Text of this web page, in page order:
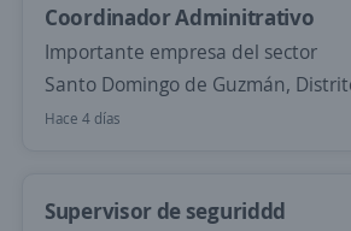
Coordinador Adminitrativo
Importante empresa del sector
Santo Domingo de Guzmán,
Hace 4 días
Supervisor de seguriddd